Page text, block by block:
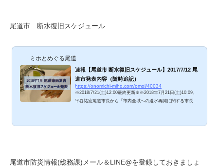
尾道市 断水復旧スケジュール
ミホとめぐる尾道
速報【尾道市 断水復旧スケジュール】2017/7/12 尾
道市発表内容（随時追記）
https://onomichi-miho.com/omoi/40034
※2018/7/21(土)12:00最終更新※※2018年7月21日(土)10:09、
平谷祐宏尾道市長から「市内全域への送水再開に関する市長コ
2 16:36） 2017年7月7日(土)正午から断水が続く尾道市全域
「市内全域への送水再開に関する市長コメント」が...
尾道市防災情報(総務課)メール＆LINE@を登録しておきましょ